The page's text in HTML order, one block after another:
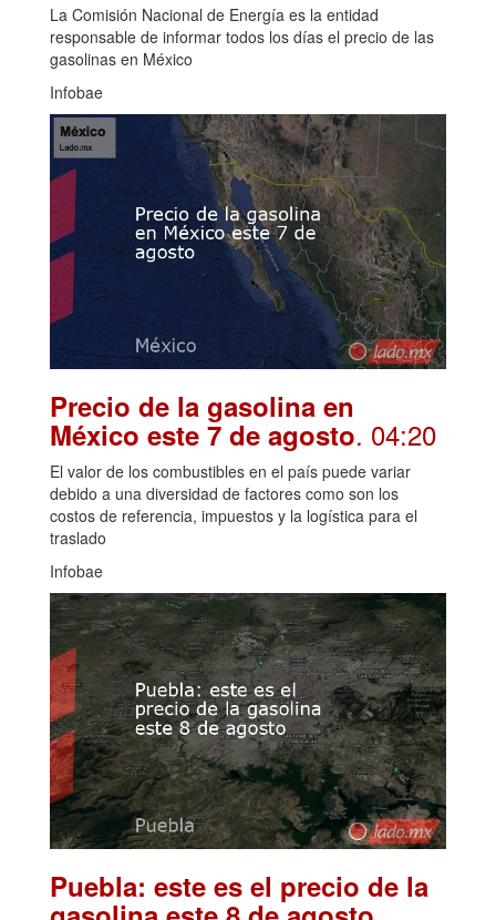
La Comisión Nacional de Energía es la entidad
responsable de informar todos los días el precio de las
gasolinas en México
Infobae
Precio de la gasolina en
México este 7 de agosto. 04:20
El valor de los combustibles en el país puede variar
debido a una diversidad de factores como son los
costos de referencia, impuestos y la logística para el
traslado
Infobae
Puebla: este es el precio de la